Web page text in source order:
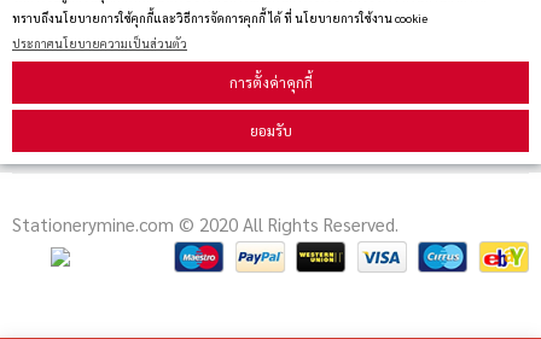
ทราบถึงนโยบายการใช้คุกกี้และวิธีการจัดการคุกกี้ ได้ ที่ นโยบายการใช้งาน cookie
ประกาศนโยบายความเป็นส่วนตัว
การตั้งค่าคุกกี้
ยอมรับ
รับข่าวสาร
Stationerymine.com © 2020 All Rights Reserved.